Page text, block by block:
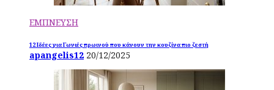
ΕΜΠΝΕΥΣΗ
12 Ιδέες για Γωνιές πρωινού που κάνουν την κουζίνα πιο ζεστή
apangelis12 20/12/2025